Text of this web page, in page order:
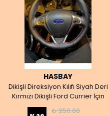
HASBAY
Dikişli Direksiyon Kılıfı Siyah Deri
Kırmızı Dikişli Ford Currier İçin
₺ 250.00